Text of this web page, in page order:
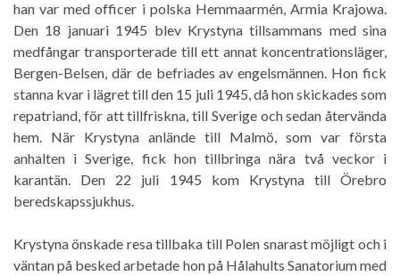
han var med officer i polska Hemmaarmén, Armia Krajowa.
Den 18 januari 1945 blev Krystyna tillsammans med sina
medfångar transporterade till ett annat koncentrationsläger,
Bergen-Belsen, där de befriades av engelsmännen. Hon fick
stanna kvar i lägret till den 15 juli 1945, då hon skickades som
repatriand, för att tillfriskna, till Sverige och sedan återvända
hem. När Krystyna anlände till Malmö, som var första
anhalten i Sverige, fick hon tillbringa nära två veckor i
karantän. Den 22 juli 1945 kom Krystyna till Örebro
beredskapssjukhus.
Krystyna önskade resa tillbaka till Polen snarast möjligt och i
väntan på besked arbetade hon på Hålahults Sanatorium med